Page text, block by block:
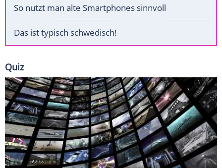
So nutzt man alte Smartphones sinnvoll
Das ist typisch schwedisch!
Quiz